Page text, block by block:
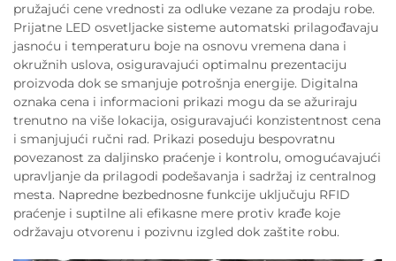
pružajući cene vrednosti za odluke vezane za prodaju robe.
Prijatne LED osvetljacke sisteme automatski prilagođavaju
jasnoću i temperaturu boje na osnovu vremena dana i
okružnih uslova, osiguravajući optimalnu prezentaciju
proizvoda dok se smanjuje potrošnja energije. Digitalna
oznaka cena i informacioni prikazi mogu da se ažuriraju
trenutno na više lokacija, osiguravajući konzistentnost cena
i smanjujući ručni rad. Prikazi poseduju bespovratnu
povezanost za daljinsko praćenje i kontrolu, omogućavajući
upravljanje da prilagodi podešavanja i sadržaj iz centralnog
mesta. Napredne bezbednosne funkcije uključuju RFID
praćenje i suptilne ali efikasne mere protiv krađe koje
održavaju otvorenu i pozivnu izgled dok zaštite robu.